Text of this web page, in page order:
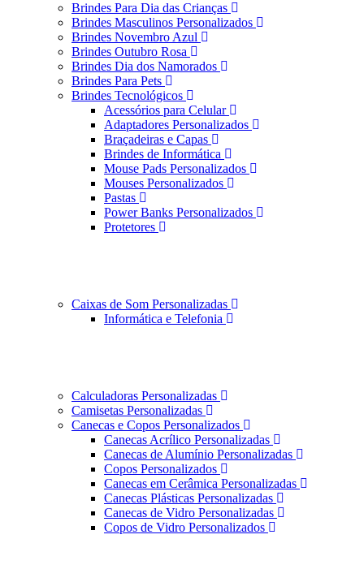
Brindes Para Dia das Crianças
Brindes Masculinos Personalizados
Brindes Novembro Azul
Brindes Outubro Rosa
Brindes Dia dos Namorados
Brindes Para Pets
Brindes Tecnológicos
Acessórios para Celular
Adaptadores Personalizados
Braçadeiras e Capas
Brindes de Informática
Mouse Pads Personalizados
Mouses Personalizados
Pastas
Power Banks Personalizados
Protetores
Caixas de Som Personalizadas
Informática e Telefonia
Calculadoras Personalizadas
Camisetas Personalizadas
Canecas e Copos Personalizados
Canecas Acrílico Personalizadas
Canecas de Alumínio Personalizadas
Copos Personalizados
Canecas em Cerâmica Personalizadas
Canecas Plásticas Personalizadas
Canecas de Vidro Personalizadas
Copos de Vidro Personalizados